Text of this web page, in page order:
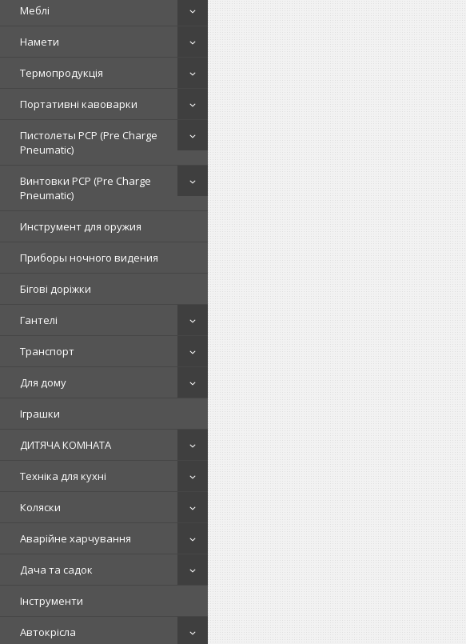
Меблі
Намети
Термопродукція
Портативні кавоварки
Пистолеты PCP (Pre Charge
Pneumatic)
Винтовки PCP (Pre Charge
Pneumatic)
Инструмент для оружия
Приборы ночного видения
Бігові доріжки
Гантелі
Транспорт
Для дому
Іграшки
ДИТЯЧА КОМНАТА
Техніка для кухні
Коляски
Аварійне харчування
Дача та садок
Інструменти
Автокрісла